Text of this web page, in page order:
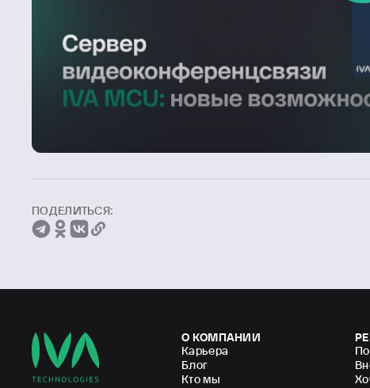
ПОДЕЛИТЬСЯ:
О КОМПАНИИ
Карьера
Блог
Кто мы